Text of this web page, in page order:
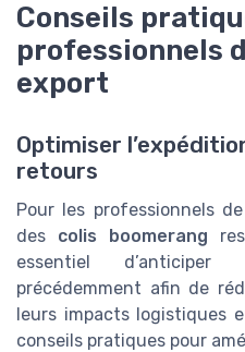
Conseils
professionnels
export
Optimiser
retours
Pour les professionnels
des colis boomerang
essentiel
précédemment afin de
leurs impacts logistiques
conseils pratiques pour